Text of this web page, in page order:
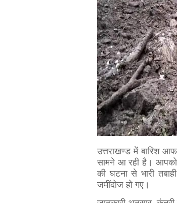
उत्तराखण्ड में बारिश
सामने आ रही है। आपको
की घटना से भारी
जमींदोज हो गए।